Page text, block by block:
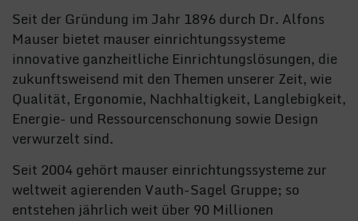
Seit der Gründung im Jahr 1896 durch Dr. Alfons
Mauser bietet mauser einrichtungssysteme
innovative ganzheitliche Einrichtungslösungen, die
zukunftsweisend mit den Themen unserer Zeit, wie
Qualität, Ergonomie, Nachhaltigkeit, Langlebigkeit,
Energie- und Ressourcenschonung sowie Design
verwurzelt sind.
Seit 2004 gehört mauser einrichtungssysteme zur
weltweit agierenden Vauth-Sagel Gruppe; so
entstehen jährlich weit über 90 Millionen